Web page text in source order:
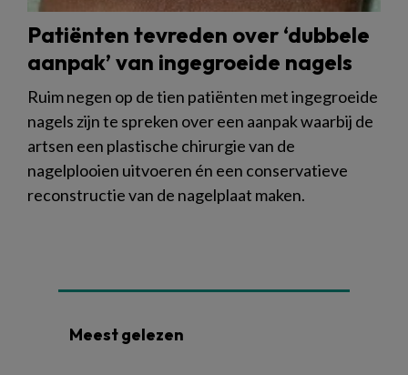
Patiënten tevreden over ‘dubbele
aanpak’ van ingegroeide nagels
Ruim negen op de tien patiënten met ingegroeide
nagels zijn te spreken over een aanpak waarbij de
artsen een plastische chirurgie van de
nagelplooien uitvoeren én een conservatieve
reconstructie van de nagelplaat maken.
Meest gelezen